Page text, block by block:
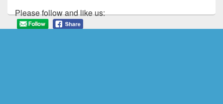
Please follow and like us: